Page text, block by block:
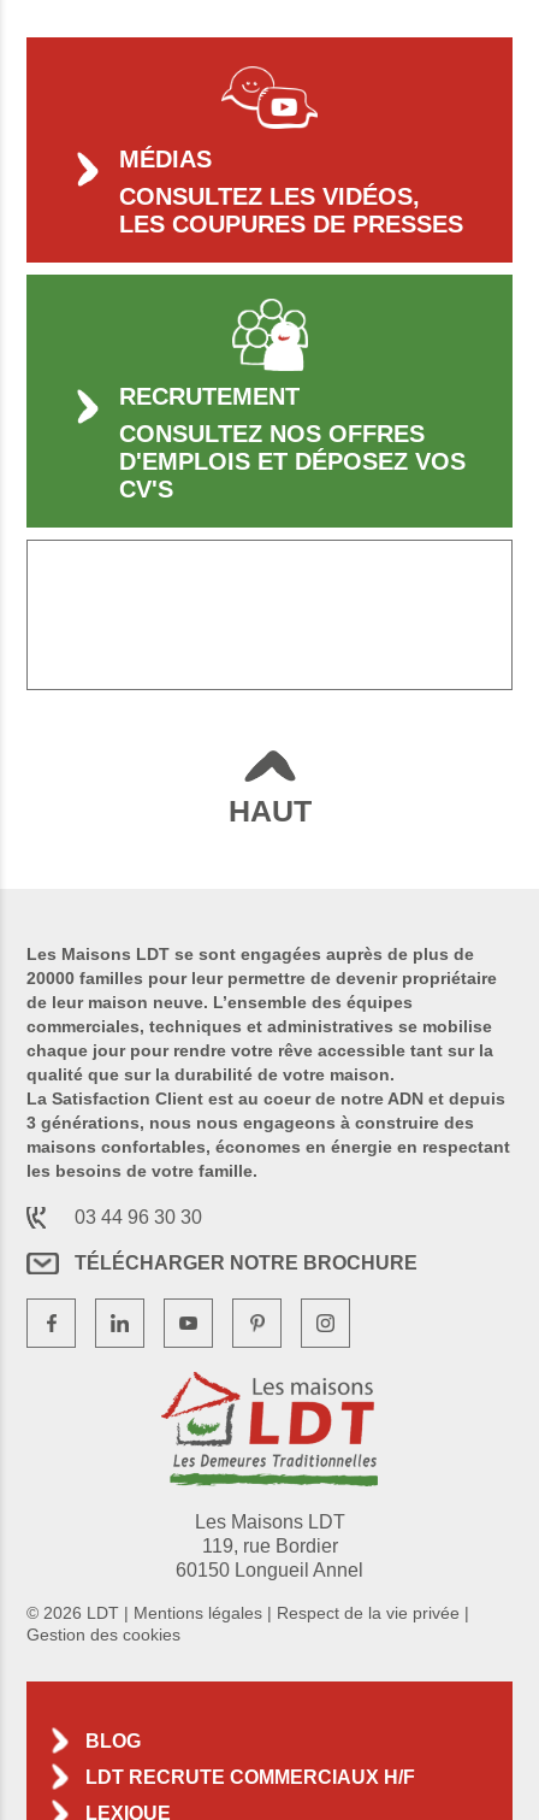
MÉDIAS
CONSULTEZ LES VIDÉOS,
LES COUPURES DE PRESSES
RECRUTEMENT
CONSULTEZ NOS OFFRES
D'EMPLOIS ET DÉPOSEZ VOS
CV'S
HAUT
Les Maisons LDT se sont engagées auprès de plus de
20000 familles pour leur permettre de devenir propriétaire
de leur maison neuve. L’ensemble des équipes
commerciales, techniques et administratives se mobilise
chaque jour pour rendre votre rêve accessible tant sur la
qualité que sur la durabilité de votre maison.
La Satisfaction Client est au coeur de notre ADN et depuis
3 générations, nous nous engageons à construire des
maisons confortables, économes en énergie en respectant
les besoins de votre famille.
03 44 96 30 30
TÉLÉCHARGER NOTRE BROCHURE
Les Maisons LDT
119, rue Bordier
60150 Longueil Annel
© 2026 LDT | Mentions légales | Respect de la vie privée |
Gestion des cookies
BLOG
LDT RECRUTE COMMERCIAUX H/F
LEXIQUE